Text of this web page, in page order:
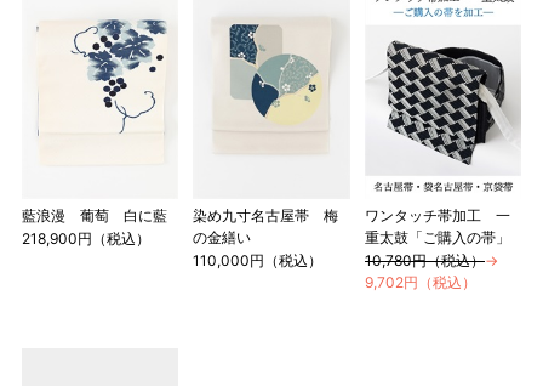
藍浪漫 葡萄 白に藍
218,900円（税込）
染め九寸名古屋帯 梅
の金繕い
110,000円（税込）
ワンタッチ帯加工 一
重太鼓「ご購入の帯」
10,780円（税込）→
9,702円（税込）